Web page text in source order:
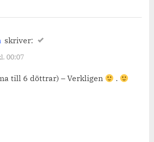
skriver:
00:07
till 6 döttrar) – Verkligen .